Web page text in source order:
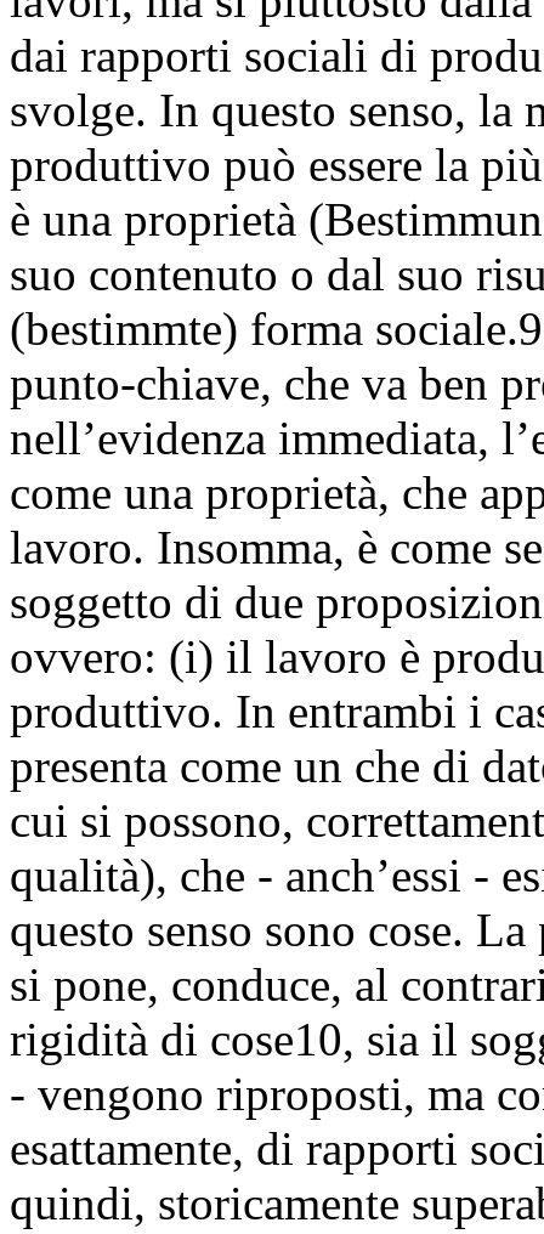
dai rapporti sociali di
svolge. In questo senso,
produttivo può essere la
è una proprietà
suo contenuto o dal suo
(bestimmte) forma
punto-chiave, che va ben
nell’evidenza immediata,
come una proprietà, che
lavoro. Insomma, è come
soggetto di due
ovvero: (i) il lavoro è
produttivo. In entrambi i
presenta come un che di
cui si possono,
qualità), che - anch’essi -
questo senso sono cose.
si pone, conduce, al
rigidità di cose10, sia il
- vengono riproposti, ma
esattamente, di rapporti
quindi, storicamente